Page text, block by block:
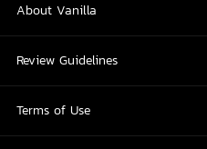
About Vanilla
Review Guidelines
Terms of Use